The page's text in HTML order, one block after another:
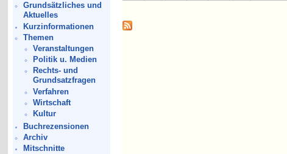
Grundsätzliches und
Aktuelles
Kurzinformationen
Themen
Veranstaltungen
Politik u. Medien
Rechts- und
Grundsatzfragen
Verfahren
Wirtschaft
Kultur
Buchrezensionen
Archiv
Mitschnitte